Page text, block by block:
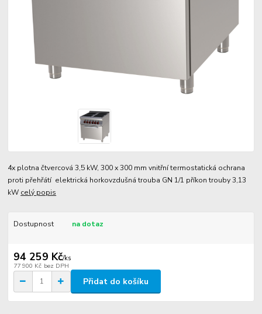
4x plotna čtvercová 3,5 kW, 300 x 300 mm vnitřní termostatická ochrana
proti přehřátí elektrická horkovzdušná trouba GN 1/1 příkon trouby 3,13
kW celý popis
Dostupnost na dotaz
94 259 Kč/ks
77 900 Kč bez DPH
Přidat do košíku